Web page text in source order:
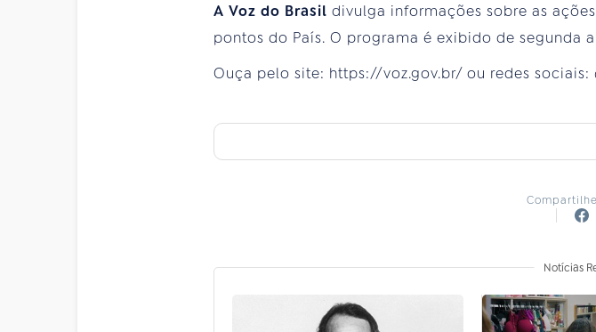
A Voz do Brasil divulga informações sobre as
pontos do País. O programa é exibido de segunda
Ouça pelo site: https://voz.gov.br/ ou redes sociais:
Notícias